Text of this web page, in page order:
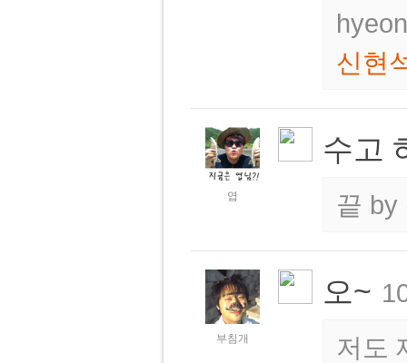
신현
엽
수고
끝 by
부침개
오~
저도